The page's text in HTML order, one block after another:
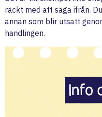
räckt med att säga ifrån.
annan som blir utsatt
handlingen.
Info